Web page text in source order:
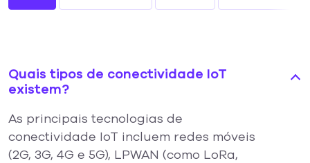
Quais tipos de conectividade IoT
existem?
As principais tecnologias de
conectividade IoT incluem redes móveis
(2G, 3G, 4G e 5G), LPWAN (como LoRa,